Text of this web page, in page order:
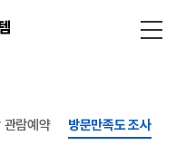
통합검색
닫기
관람예약 방문만족도 조사